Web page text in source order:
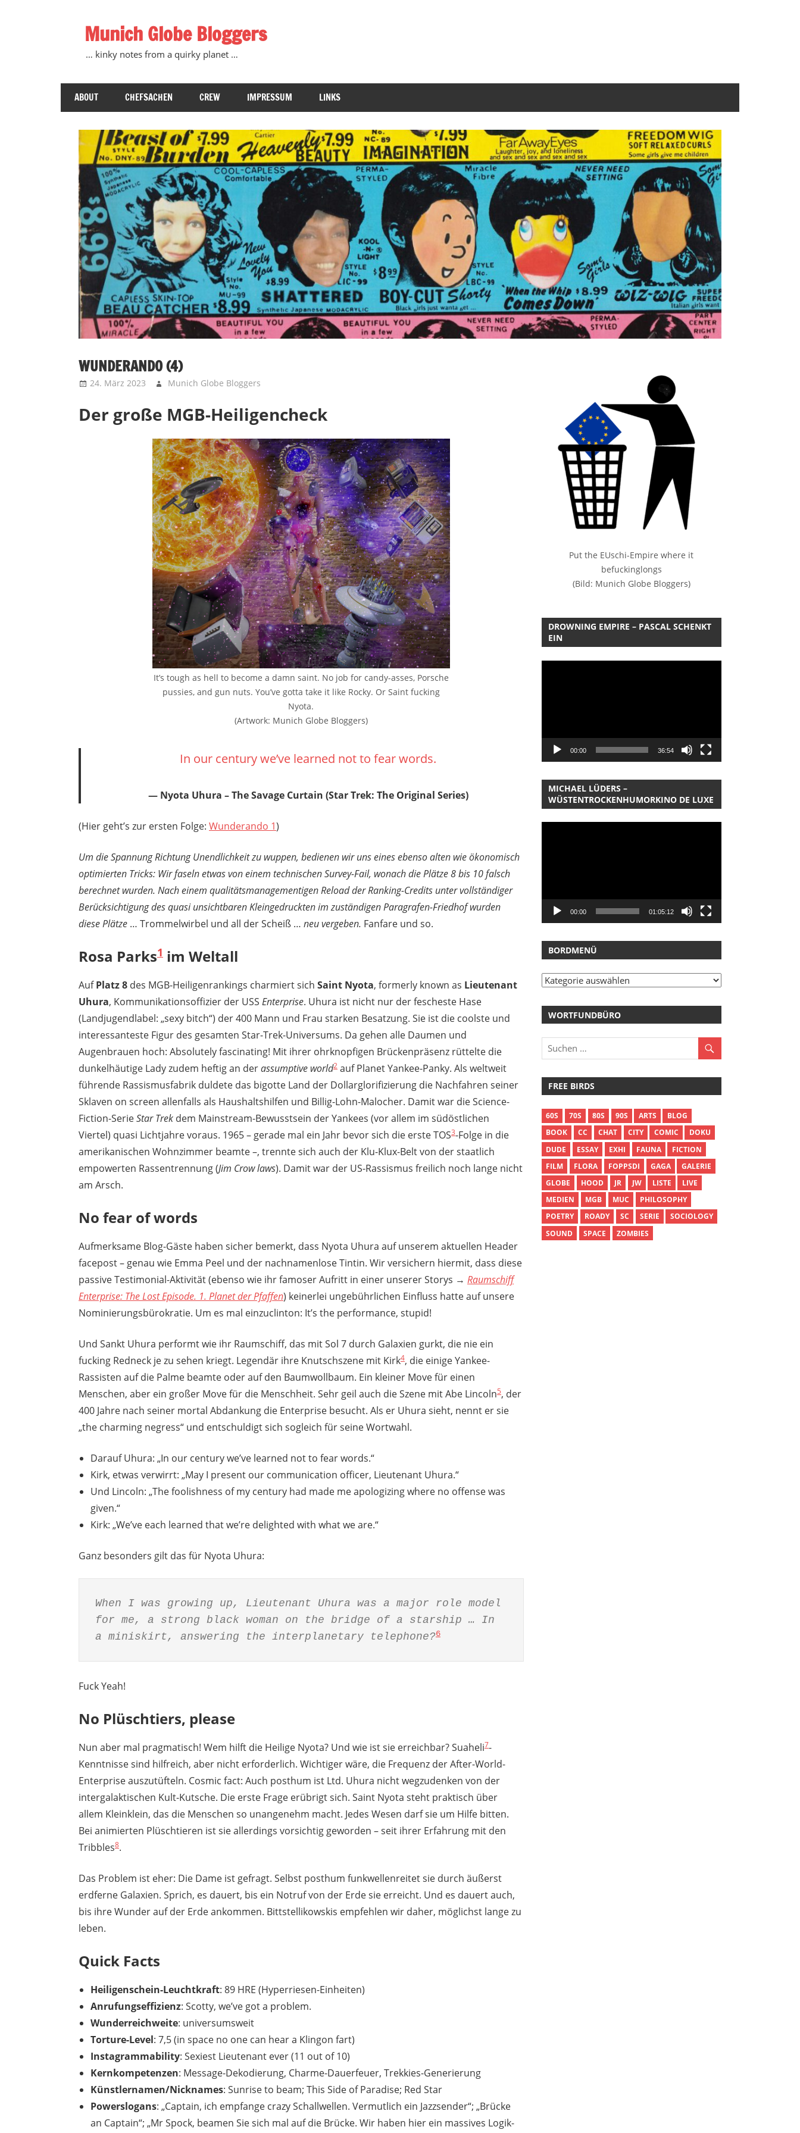
springenMunich Globe Bloggers
… kinky notes from a quirky planet …
ABOUT CHEFSACHEN CREW IMPRESSUM LINKS
WUNDERANDO (4)
24. März 2023 Munich Globe Bloggers
Der große MGB-Heiligencheck
It’s tough as hell to become a damn saint. No job for candy-asses, Porsche
pussies, and gun nuts. You’ve gotta take it like Rocky. Or Saint fucking
Nyota.
(Artwork: Munich Globe Bloggers)
In our century we’ve learned not to fear words.
Nyota Uhura –The Savage Curtain (Star Trek: The Original Series)
(Hier geht’s zur ersten Folge: Wunderando 1)
Um die Spannung Richtung Unendlichkeit zu wuppen, bedienen wir uns eines ebenso alten wie ökonomisch
optimierten Tricks: Wir faseln etwas von einem technischen Survey-Fail, wonach die Plätze 8 bis 10 falsch
berechnet wurden. Nach einem qualitätsmanagementigen Reload der Ranking-Credits unter vollständiger
Berücksichtigung des quasi unsichtbaren Kleingedruckten im zuständigen Paragrafen-Friedhof wurden
diese Plätze … Trommelwirbel und all der Scheiß … neu vergeben. Fanfare und so.
Rosa Parks1 im Weltall
AufPlatz 8 des MGB-Heiligenrankings charmiert sich Saint Nyota, formerly known as Lieutenant
Uhura, Kommunikationsoffizier der USS Enterprise. Uhura ist nicht nur der fescheste Hase
(Landjugendlabel: „sexy bitch“) der 400 Mann und Frau starken Besatzung. Sie ist die coolste und
interessanteste Figur des gesamten Star-Trek-Universums. Da gehen alle Daumen und
Augenbrauen hoch: Absolutely fascinating! Mit ihrer ohrknopfigen Brückenpräsenz rüttelte die
dunkelhäutige Lady zudem heftig an derassumptive world2 auf Planet Yankee-Panky. Als weltweit
führende Rassismusfabrik duldete das bigotte Land der Dollarglorifizierung die Nachfahren seiner
Sklaven on screen allenfalls als Haushaltshilfen und Billig-Lohn-Malocher. Damit war die Science-
Fiction-SerieStar Trek dem Mainstream-Bewusstsein der Yankees (vor allem im südöstlichen
Viertel) quasi Lichtjahre voraus. 1965 – gerade mal ein Jahr bevor sich die erste TOS3-Folge in die
amerikanischen Wohnzimmer beamte –, trennte sich auch der Klu-Klux-Belt von der staatlich
empowerten Rassentrennung (Jim Crow laws). Damit war der US-Rassismus freilich noch lange nicht
am Arsch.
No fear of words
Aufmerksame Blog-Gäste haben sicher bemerkt, dass Nyota Uhura auf unserem aktuellen Header
facepost – genau wie Emma Peel und der nachnamenlose Tintin. Wir versichern hiermit, dass diese
passive Testimonial-Aktivität (ebenso wie ihr famoser Aufritt in einer unserer Storys → Raumschiff
Enterprise: The Lost Episode. 1. Planet der Pfaffen) keinerlei ungebührlichen Einfluss hatte auf unsere
Nominierungsbürokratie. Um es mal einzuclinton: It’s the performance, stupid!
Und Sankt Uhura performt wie ihr Raumschiff, das mit Sol 7 durch Galaxien gurkt, die nie ein
fucking Redneck je zu sehen kriegt. Legendär ihre Knutschszene mit Kirk4, die einige Yankee-
Rassisten auf die Palme beamte oder auf den Baumwollbaum. Ein kleiner Move für einen
Menschen, aber ein großer Move für die Menschheit. Sehr geil auch die Szene mit Abe Lincoln5, der
400 Jahre nach seiner mortal Abdankung die Enterprise besucht. Als er Uhura sieht, nennt er sie
„the charming negress“ und entschuldigt sich sogleich für seine Wortwahl.
Darauf Uhura: „In our century we’ve learned not to fear words.“
Kirk, etwas verwirrt: „May I present our communication officer, Lieutenant Uhura.“
Und Lincoln: „The foolishness of my century had made me apologizing where no offense was
given.“
Kirk: „We’ve each learned that we’re delighted with what we are.“
Ganz besonders gilt das für Nyota Uhura:
When I was growing up, Lieutenant Uhura was a major role model
for me, a strong black woman on the bridge of a starship … In
a miniskirt, answering the interplanetary telephone?6
Fuck Yeah!
No Plüschtiers, please
Nun aber mal pragmatisch! Wem hilft die Heilige Nyota? Und wie ist sie erreichbar? Suaheli7-
Kenntnisse sind hilfreich, aber nicht erforderlich. Wichtiger wäre, die Frequenz der After-World-
Enterprise auszutüfteln. Cosmic fact: Auch posthum ist Ltd. Uhura nicht wegzudenken von der
intergalaktischen Kult-Kutsche. Die erste Frage erübrigt sich. Saint Nyota steht praktisch über
allem Kleinklein, das die Menschen so unangenehm macht. Jedes Wesen darf sie um Hilfe bitten.
Bei animierten Plüschtieren ist sie allerdings vorsichtig geworden – seit ihrer Erfahrung mit den
Tribbles8.
Das Problem ist eher: Die Dame ist gefragt. Selbst posthum funkwellenreitet sie durch äußerst
erdferne Galaxien. Sprich, es dauert, bis ein Notruf von der Erde sie erreicht. Und es dauert auch,
bis ihre Wunder auf der Erde ankommen. Bittstellikowskis empfehlen wir daher, möglichst lange zu
leben.
Quick Facts
Heiligenschein-Leuchtkraft: 89 HRE (Hyperriesen-Einheiten)
Anrufungseffizienz: Scotty, we’ve got a problem.
Wunderreichweite: universumsweit
Torture-Level: 7,5 (in space no one can hear a Klingon fart)
Instagrammability: Sexiest Lieutenant ever (11 out of 10)
Kernkompetenzen: Message-Dekodierung, Charme-Dauerfeuer, Trekkies-Generierung
Künstlernamen/Nicknames: Sunrise to beam; This Side of Paradise; Red Star
Powerslogans: „Captain, ich empfange crazy Schallwellen. Vermutlich ein Jazzsender“; „Brücke
an Captain“; „Mr Spock, beamen Sie sich mal auf die Brücke. Wir haben hier ein massives Logik-
Put the EUschi-Empire where it
befuckinglongs
(Bild: Munich Globe Bloggers)
DROWNING EMPIRE – PASCAL SCHENKT
EIN
00:00 36:54
MICHAEL LÜDERS –
WÜSTENTROCKENHUMORKINO DE LUXE
00:00 01:05:12
BORDMENÜ
Bordmenü
WORTFUNDBÜRO
FREE BIRDS
60S 70S 80S 90S ARTS
BLOG
BOOK
CC CHAT CITY COMIC
DOKU
DUDE
ESSAY EXHI FAUNA
FICTION
FILM
FLORA FOPPSDI GAGA
GALERIE
GLOBE
HOOD JR JW LISTE
LIVE
MEDIEN
MGB MUC
PHILOSOPHY
POETRY
ROADY SC SERIE
SOCIOLOGY
SOUND
SPACE ZOMBIES